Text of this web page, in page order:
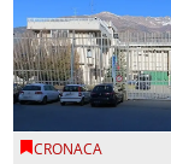
CRONACA